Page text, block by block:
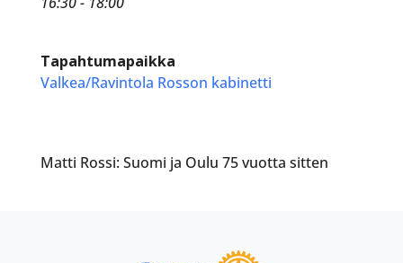
Tapahtumapaikka
Valkea/Ravintola Rosson kabinetti
Matti Rossi: Suomi ja Oulu 75 vuotta sitten